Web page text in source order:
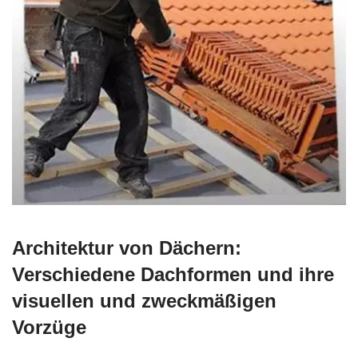
Architektur von Dächern:
Verschiedene Dachformen und ihre
visuellen und zweckmäßigen
Vorzüge